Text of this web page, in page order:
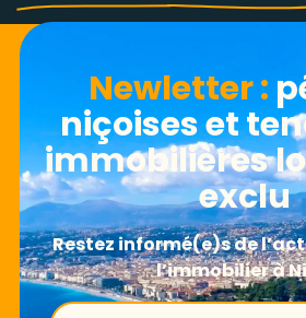
Newletter​ :
niçoises et
immobilières
exclu